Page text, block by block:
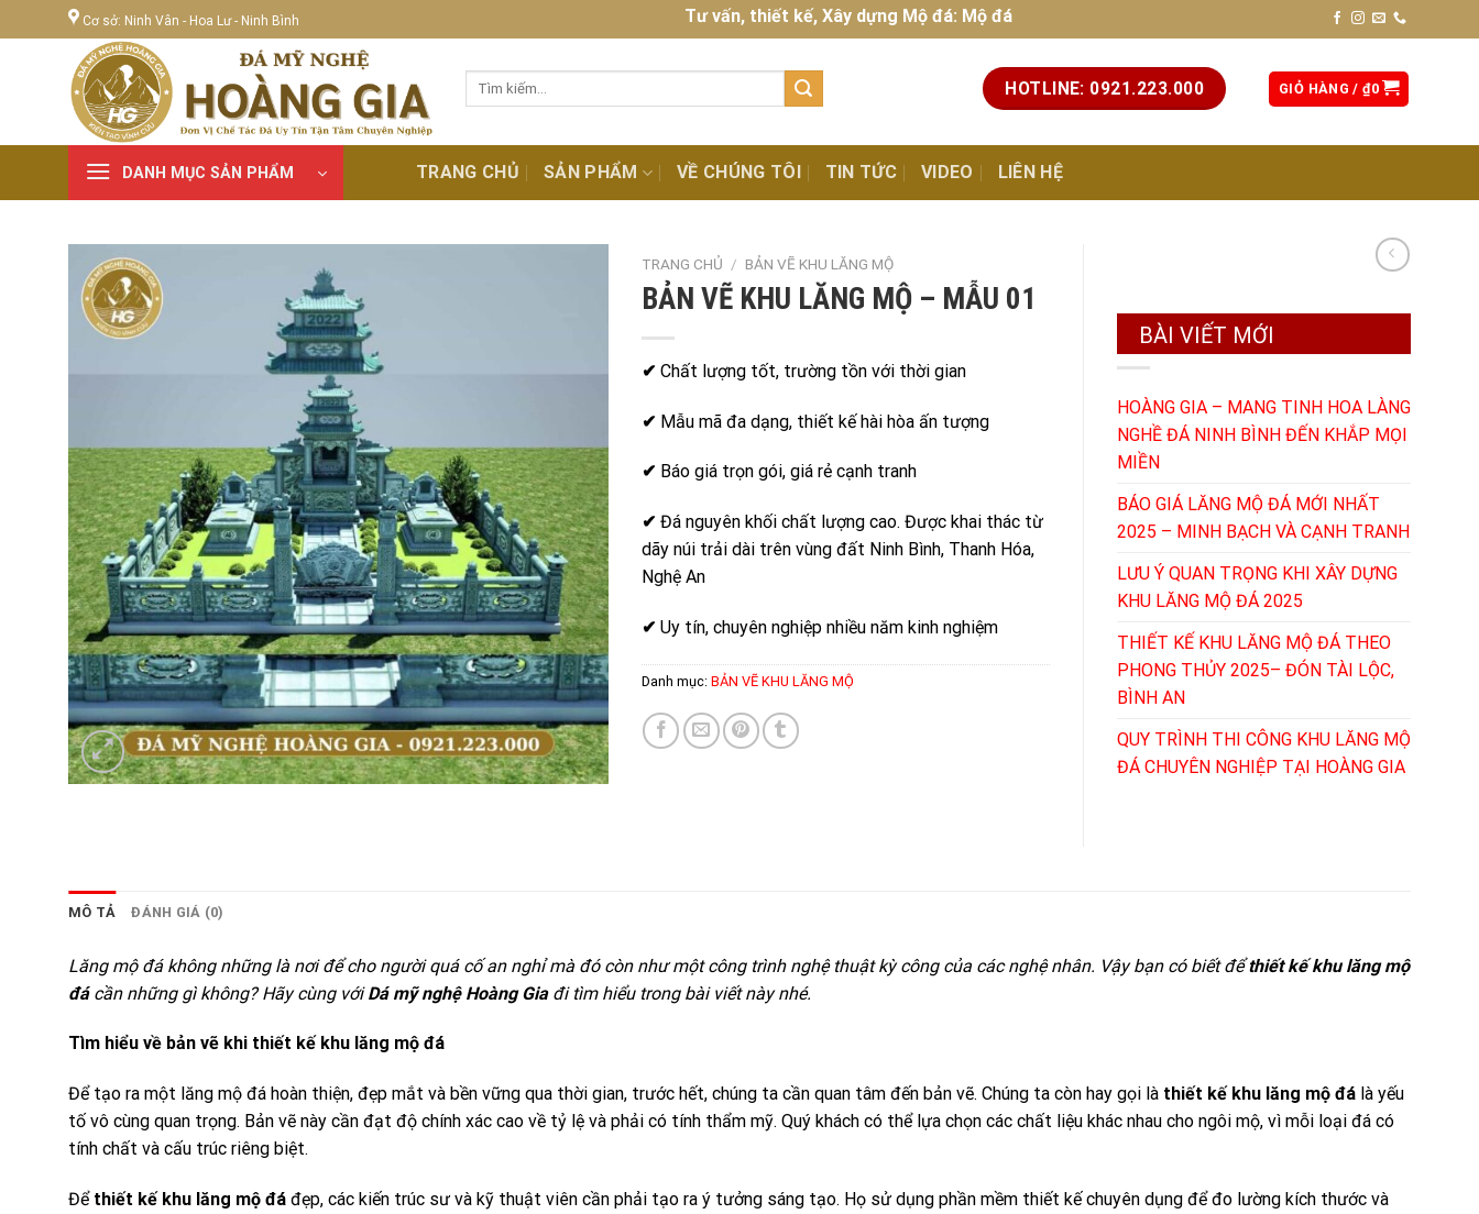
to
Cơ sở: Ninh Vân - Hoa Lư - Ninh Bình Tư vấn, thiết kế, Xây dựng Mộ đá: Mộ đá đẹp, chất lượng cao, chuẩn phong thủy. Liên hệ hotline:
Tìm
HOTLINE: 0921.223.000 GIỎ HÀNG /₫0
DANH MỤC SẢN PHẨM TRANG CHỦ SẢN PHẨM VỀ CHÚNG TÔI TIN TỨC VIDEO LIÊN HỆ
TRANG CHỦ / BẢN VẼ KHU LĂNG MỘ
BẢN VẼ KHU LĂNG MỘ – MẪU 01
✔ Chất lượng tốt, trường tồn với thời gian
✔ Mẫu mã đa dạng, thiết kế hài hòa ấn tượng
✔ Báo giá trọn gói, giá rẻ cạnh tranh
✔ Đá nguyên khối chất lượng cao. Được khai thác từ
dãy núi trải dài trên vùng đất Ninh Bình, Thanh Hóa,
Nghệ An
✔ Uy tín, chuyên nghiệp nhiều năm kinh nghiệm
Danh mục: BẢN VẼ KHU LĂNG MỘ
BÀI VIẾT MỚI
HOÀNG GIA – MANG TINH HOA LÀNG
NGHỀ ĐÁ NINH BÌNH ĐẾN KHẮP MỌI
MIỀN
BÁO GIÁ LĂNG MỘ ĐÁ MỚI NHẤT
2025 – MINH BẠCH VÀ CẠNH TRANH
LƯU Ý QUAN TRỌNG KHI XÂY DỰNG
KHU LĂNG MỘ ĐÁ 2025
THIẾT KẾ KHU LĂNG MỘ ĐÁ THEO
PHONG THỦY 2025– ĐÓN TÀI LỘC,
BÌNH AN
QUY TRÌNH THI CÔNG KHU LĂNG MỘ
ĐÁ CHUYÊN NGHIỆP TẠI HOÀNG GIA
MÔ TẢ ĐÁNH GIÁ (0)
Lăng mộ đá không những là nơi để cho người quá cố an nghỉ mà đó còn như một công trình nghệ thuật kỳ công của các nghệ nhân. Vậy bạn có biết đểthiết kế khu lăng mộ
đácần những gì không? Hãy cùng vớiDá mỹ nghệ Hoàng Giađi tìm hiểu trong bài viết này nhé.
Tìm hiểu về bản vẽ khi thiết kế khu lăng mộ đá
Để tạo ra một lăng mộ đá hoàn thiện, đẹp mắt và bền vững qua thời gian, trước hết, chúng ta cần quan tâm đến bản vẽ. Chúng ta còn hay gọi là thiết kế khu lăng mộ đá là yếu
tố vô cùng quan trọng. Bản vẽ này cần đạt độ chính xác cao về tỷ lệ và phải có tính thẩm mỹ. Quý khách có thể lựa chọn các chất liệu khác nhau cho ngôi mộ, vì mỗi loại đá có
tính chất và cấu trúc riêng biệt.
Đểthiết kế khu lăng mộ đá đẹp, các kiến trúc sư và kỹ thuật viên cần phải tạo ra ý tưởng sáng tạo. Họ sử dụng phần mềm thiết kế chuyên dụng để đo lường kích thước và